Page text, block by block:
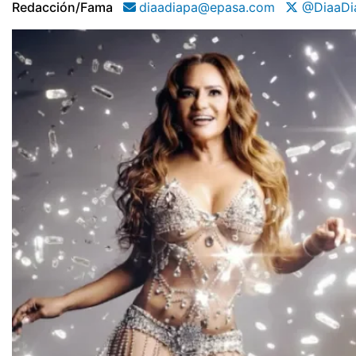
Redacción/fama diaadiapa@epasa.com